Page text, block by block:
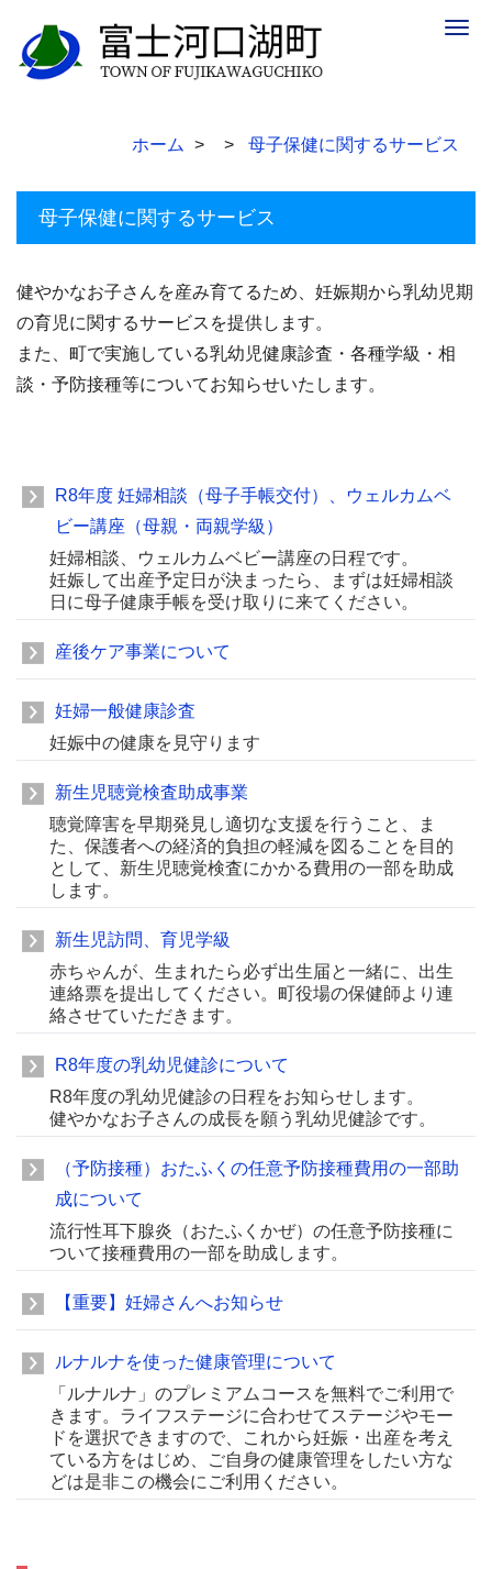
ホーム 母子保健に関するサービス
母子保健に関するサービス
健やかなお子さんを産み育てるため、妊娠期から乳幼児期
の育児に関するサービスを提供します。
また、町で実施している乳幼児健康診査・各種学級・相
談・予防接種等についてお知らせいたします。
R8年度 妊婦相談（母子手帳交付）、ウェルカムベ
ビー講座（母親・両親学級）
妊婦相談、ウェルカムベビー講座の日程です。
妊娠して出産予定日が決まったら、まずは妊婦相談
日に母子健康手帳を受け取りに来てください。
産後ケア事業について
妊婦一般健康診査
妊娠中の健康を見守ります
新生児聴覚検査助成事業
聴覚障害を早期発見し適切な支援を行うこと、ま
た、保護者への経済的負担の軽減を図ることを目的
として、新生児聴覚検査にかかる費用の一部を助成
します。
新生児訪問、育児学級
赤ちゃんが、生まれたら必ず出生届と一緒に、出生
連絡票を提出してください。町役場の保健師より連
絡させていただきます。
R8年度の乳幼児健診について
R8年度の乳幼児健診の日程をお知らせします。
健やかなお子さんの成長を願う乳幼児健診です。
（予防接種）おたふくの任意予防接種費用の一部助
成について
流行性耳下腺炎（おたふくかぜ）の任意予防接種に
ついて接種費用の一部を助成します。
【重要】妊婦さんへお知らせ
ルナルナを使った健康管理について
「ルナルナ」のプレミアムコースを無料でご利用で
きます。ライフステージに合わせてステージやモー
ドを選択できますので、これから妊娠・出産を考え
ている方をはじめ、ご自身の健康管理をしたい方な
どは是非この機会にご利用ください。